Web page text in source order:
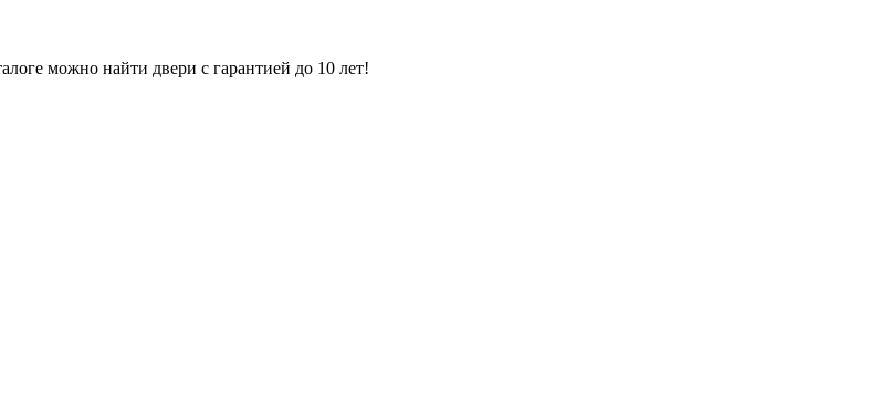
можно найти двери с гарантией до 10 лет!